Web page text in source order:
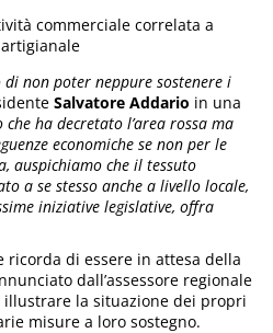
commerciale correlata a
non poter neppure sostenere i
Salvatore Addario in una
ha decretato l’area rossa ma
economiche se non per le
auspichiamo che il tessuto
a se stesso anche a livello locale,
iniziative legislative, offra
ricorda di essere in attesa della
dall’assessore regionale
la situazione dei propri
misure a loro sostegno.